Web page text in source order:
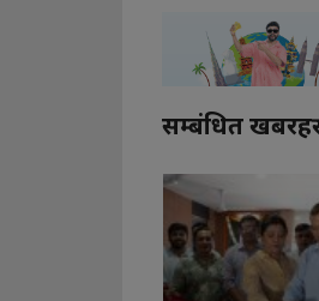
सम्बंधित खबरहरु